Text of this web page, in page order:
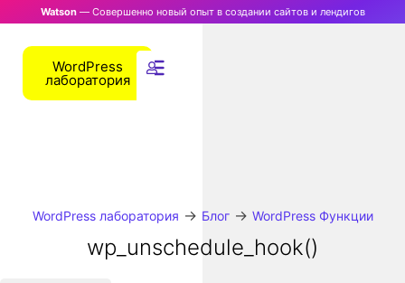
Watson— Совершенно новый опыт в создании сайтов и лендигов
WordPress
лаборатория
WordPress лаборатория → Блог→ WordPress Функции
wp_unschedule_hook()